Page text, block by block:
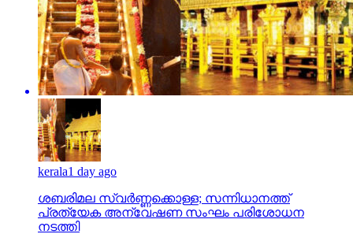
kerala1 day ago
ശബരിമല സ്വര്‍ണ്ണക്കൊള്ള; സന്നിധാനത്ത്
പ്രത്യേക അന്വേഷണ സംഘം പരിശോധന
നടത്തി